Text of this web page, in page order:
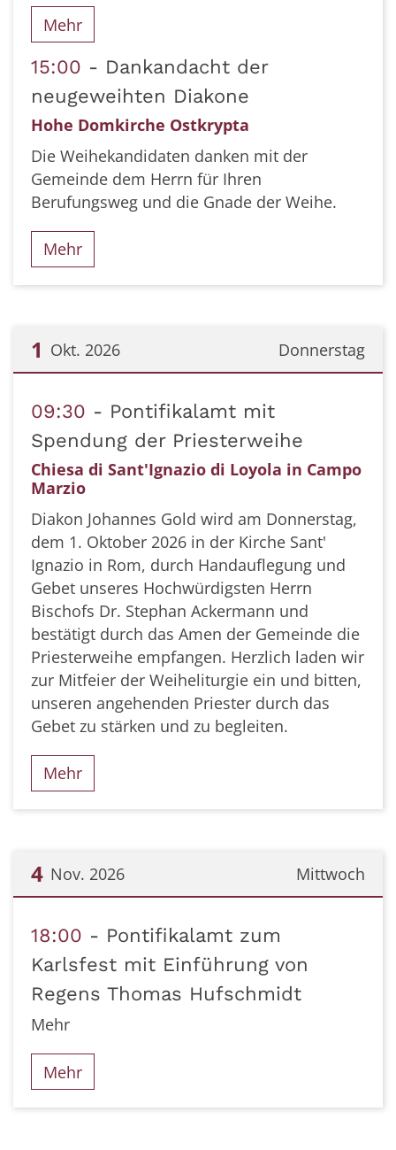
Mehr
15:00
Dankandacht der
neugeweihten Diakone
Hohe Domkirche Ostkrypta
Die Weihekandidaten danken mit der
Gemeinde dem Herrn für Ihren
Berufungsweg und die Gnade der Weihe.
Mehr
Donnerstag
1 Okt. 2026
09:30
Pontifikalamt mit
Spendung der Priesterweihe
Chiesa di Sant'Ignazio di Loyola in Campo
Marzio
Diakon Johannes Gold wird am Donnerstag,
dem 1. Oktober 2026 in der Kirche Sant'
Ignazio in Rom, durch Handauflegung und
Gebet unseres Hochwürdigsten Herrn
Bischofs Dr. Stephan Ackermann und
bestätigt durch das Amen der Gemeinde die
Priesterweihe empfangen. Herzlich laden wir
zur Mitfeier der Weiheliturgie ein und bitten,
unseren angehenden Priester durch das
Gebet zu stärken und zu begleiten.
Mehr
Mittwoch
4 Nov. 2026
18:00
Pontifikalamt zum
Karlsfest mit Einführung von
Regens Thomas Hufschmidt
Mehr
Mehr